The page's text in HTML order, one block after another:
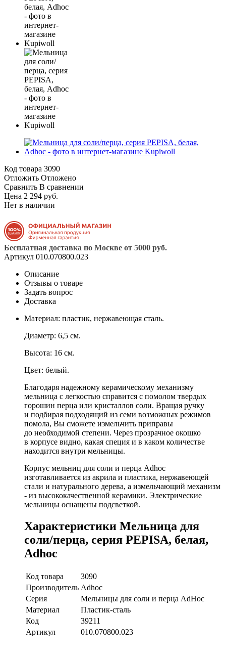
Код товара 3090
Отложить Отложено
Сравнить В сравнении
Цена 2 294 руб.
Нет в наличии
Бесплатная доставка по Москве от 5000 руб.
Артикул 010.070800.023
Описание
Отзывы о товаре
Задать вопрос
Доставка
Материал: пластик, нержавеющая сталь.
Диаметр: 6,5 см.
Высота: 16 см.
Цвет: белый.
Благодаря надежному керамическому механизму
мельница с легкостью справится с помолом твердых
горошин перца или кристаллов соли. Вращая ручку
и подбирая подходящий из семи возможных режимов
помола, Вы сможете измельчить приправы
до необходимой степени. Через прозрачное окошко
в корпусе видно, какая специя и в каком количестве
находится внутри мельницы.
Корпус мельниц для соли и перца Adhoc
изготавливается из акрила и пластика, нержавеющей
стали и натурального дерева, а измельчающий механизм
- из высококачественной керамики. Электрические
мельницы оснащены подсветкой.
Характеристики Мельница для
соли/перца, серия PEPISA, белая,
Adhoc
Код товара
3090
Производитель Adhoc
Серия
Мельницы для соли и перца AdHoc
Материал
Пластик-сталь
Код
39211
Артикул
010.070800.023